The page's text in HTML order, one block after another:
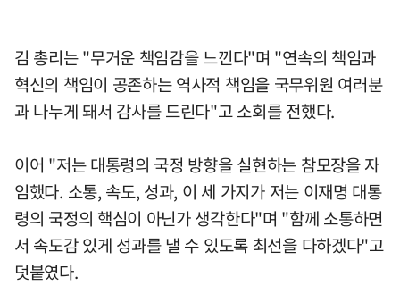
김 총리는 "무거운 책임감을 느낀다"며 "연속의 책임과
혁신의 책임이 공존하는 역사적 책임을 국무위원 여러분
과 나누게 돼서 감사를 드린다"고 소회를 전했다.
이어 "저는 대통령의 국정 방향을 실현하는 참모장을 자
임했다. 소통, 속도, 성과, 이 세 가지가 저는 이재명 대통
령의 국정의 핵심이 아닌가 생각한다"며 "함께 소통하면
서 속도감 있게 성과를 낼 수 있도록 최선을 다하겠다"고
덧붙였다.